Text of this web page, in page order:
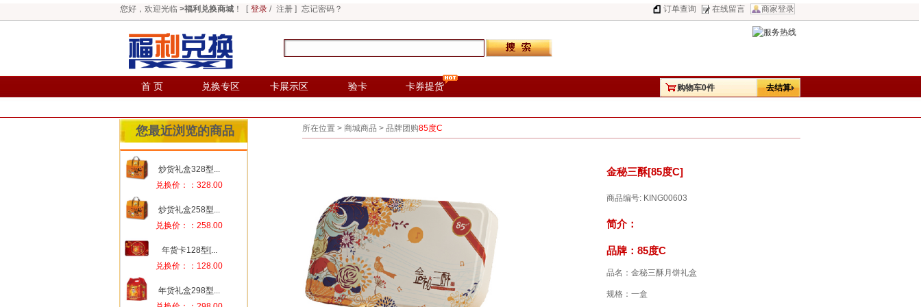
订单查询 在线留言 商家登录
您好，欢迎光临>福利兑换商城 ！ [ 登录 / 注册 ] 忘记密码？
首 页 兑换专区 卡展示区 验卡 卡券提货 购物车0件 去结算
您最近浏览的商品
炒货礼盒328型...
兑换价：：328.00
炒货礼盒258型...
兑换价：：258.00
年货卡128型[...
兑换价：：128.00
年货礼盒298型...
所在位置 > 商城商品 > 品牌团购85度C
金秘三酥[85度C]
商品编号: KING00603
简介：
品牌：85度C
品名：金秘三酥月饼礼盒
规格：一盒